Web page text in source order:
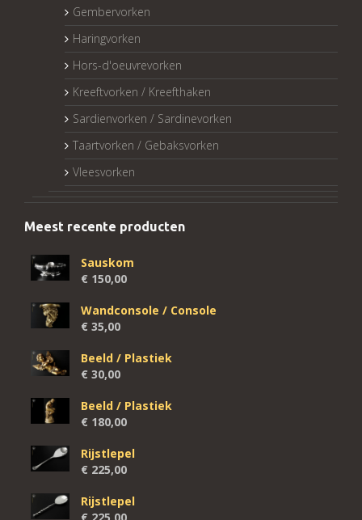
Gembervorken
Haringvorken
Hors-d'oeuvrevorken
Kreeftvorken / Kreefthaken
Sardienvorken / Sardinevorken
Taartvorken / Gebaksvorken
Vleesvorken
Meest recente producten
Sauskom
€ 150,00
Wandconsole / Console
€ 35,00
Beeld / Plastiek
€ 30,00
Beeld / Plastiek
€ 180,00
Rijstlepel
€ 225,00
Rijstlepel